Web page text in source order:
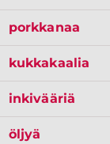
porkkanaa
kukkakaalia
inkivääriä
öljyä